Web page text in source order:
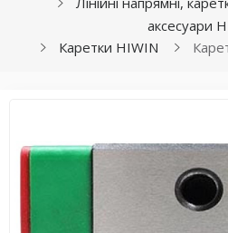
аксесуари
Каретки HIWIN